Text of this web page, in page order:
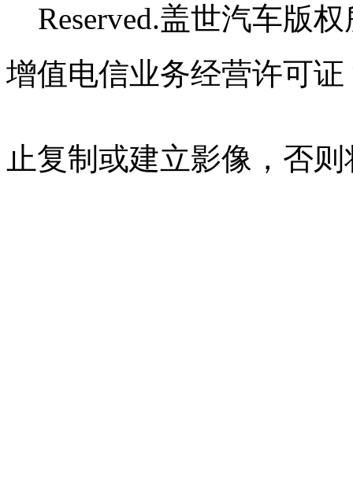
Reserved.盖世汽车版
增值电信业务经营许可证
止复制或建立影像，否